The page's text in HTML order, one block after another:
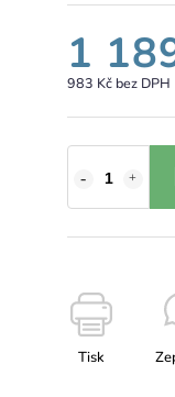
1
983 Kč bez DPH
Tisk